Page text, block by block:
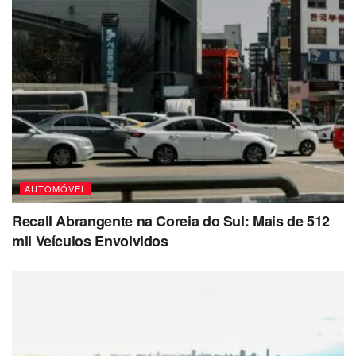
AUTOMÓVEL
Recall Abrangente na Coreia do Sul: Mais de 512
mil Veículos Envolvidos